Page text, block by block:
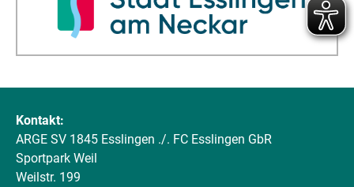
Kontakt:
ARGE SV 1845 Esslingen ./. FC Esslingen GbR
Sportpark Weil
Weilstr. 199